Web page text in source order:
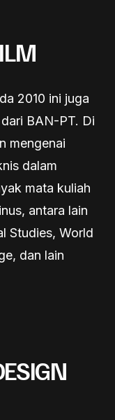
2010 ini juga
BAN-PT. Di
mengenai
dalam
mata kuliah
antara lain
Studies, World
dan lain